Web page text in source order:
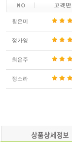
황은미
정가영
최은주
정소라